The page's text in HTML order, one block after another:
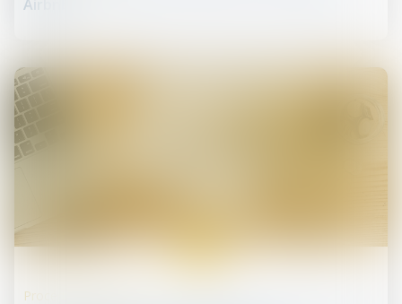
Airbnb
Procédures collectives